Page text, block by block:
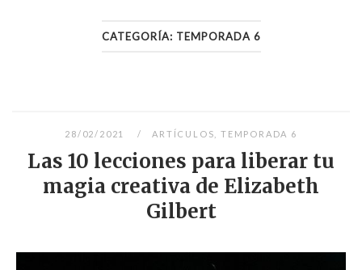
CATEGORÍA: TEMPORADA 6
28/02/2021 ARTÍCULOS TEMPORADA 6
Las 10 lecciones para liberar tu
magia creativa de Elizabeth
Gilbert